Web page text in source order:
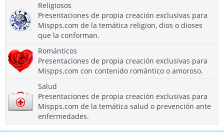
Religiosos
Presentaciones de propia creación exclusivas para
Mispps.com de la temática religion, dios o dioses
que la conforman.
Románticos
Presentaciones de propia creación exclusivas para
Mispps.com con contenido romántico o amoroso.
Salud
Presentaciones de propia creación exclusivas para
Mispps.com de la temática salud o prevención ante
enfermedades.